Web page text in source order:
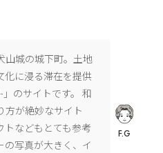
山城の城下町。土地
化に浸る滞在を提供
のサイトです。 和
方が絶妙なサイト
トなどもとても参考
の写真が大きく、イ
F.G